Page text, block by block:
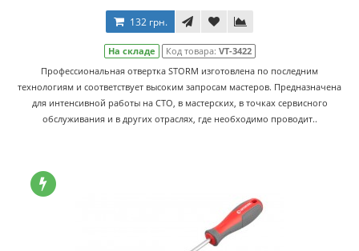
132 грн.
На складе Код товара: VT-3422
Профессиональная отвертка STORM изготовлена по последним
технологиям и соответствует высоким запросам мастеров. Предназначена
для интенсивной работы на СТО, в мастерских, в точках сервисного
обслуживания и в других отраслях, где необходимо проводит..